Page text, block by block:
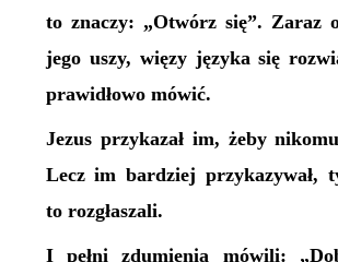
to znaczy: „Otwórz się”. Zaraz
jego uszy, więzy języka się
prawidłowo mówić.
Jezus przykazał im, żeby
Lecz im bardziej przykazywał,
to rozgłaszali.
I pełni zdumienia mówili: